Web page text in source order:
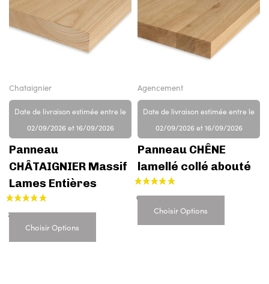
Chataignier
Date de livraison estimée entre le
02/09/2026 et 16/09/2026
Panneau
CHÂTAIGNIER Massif
Lames Entières
Choisir Options
Agencement
Date de livraison estimée entre le
02/09/2026 et 16/09/2026
Panneau CHÊNE
lamellé collé abouté
Choisir Options